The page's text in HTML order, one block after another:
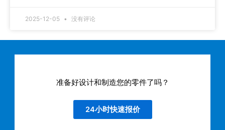
2025-12-05 没有评论
准备好设计和制造您的零件了吗？
24小时快速报价